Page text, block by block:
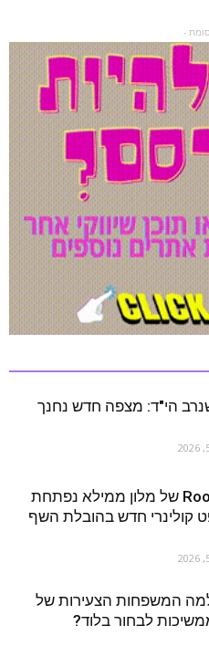
-
הי"ד: מצפה חדש נחנך
מסעדת ה-RoofTop של מלון ממילא נפתחת
קולינרי חדש בהובלת השף
המשפחות הצעירות של
לבחור בלוד?